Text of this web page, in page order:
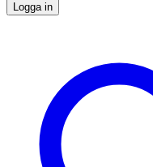
Logga in